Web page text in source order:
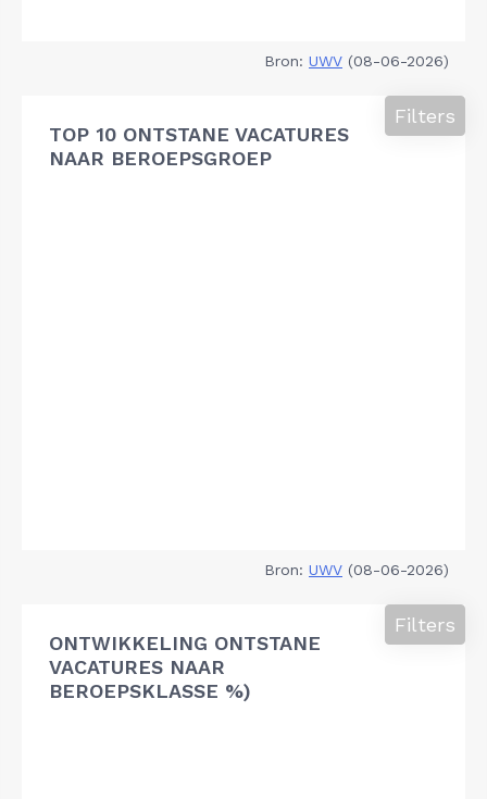
Bron: UWV (08-06-2026)
TOP 10 ONTSTANE VACATURES
NAAR BEROEPSGROEP
Filters
Bron: UWV (08-06-2026)
ONTWIKKELING ONTSTANE
VACATURES NAAR
BEROEPSKLASSE %)
Filters